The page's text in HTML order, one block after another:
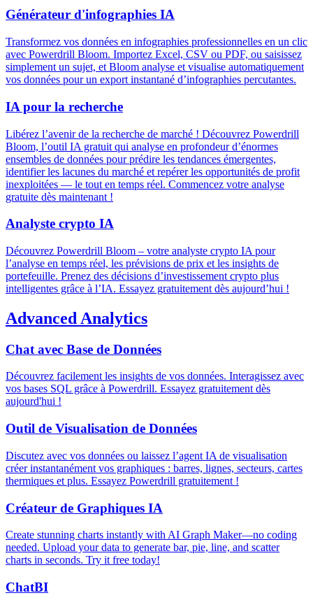
Générateur d'infographies IA
Transformez vos données en infographies professionnelles en un clic
avec Powerdrill Bloom. Importez Excel, CSV ou PDF, ou saisissez
simplement un sujet, et Bloom analyse et visualise automatiquement
vos données pour un export instantané d’infographies percutantes.
IA pour la recherche
Libérez l’avenir de la recherche de marché ! Découvrez Powerdrill
Bloom, l’outil IA gratuit qui analyse en profondeur d’énormes
ensembles de données pour prédire les tendances émergentes,
identifier les lacunes du marché et repérer les opportunités de profit
inexploitées — le tout en temps réel. Commencez votre analyse
gratuite dès maintenant !
Analyste crypto IA
Découvrez Powerdrill Bloom – votre analyste crypto IA pour
l’analyse en temps réel, les prévisions de prix et les insights de
portefeuille. Prenez des décisions d’investissement crypto plus
intelligentes grâce à l’IA. Essayez gratuitement dès aujourd’hui !
Advanced Analytics
Chat avec Base de Données
Découvrez facilement les insights de vos données. Interagissez avec
vos bases SQL grâce à Powerdrill. Essayez gratuitement dès
aujourd'hui !
Outil de Visualisation de Données
Discutez avec vos données ou laissez l’agent IA de visualisation
créer instantanément vos graphiques : barres, lignes, secteurs, cartes
thermiques et plus. Essayez Powerdrill gratuitement !
Créateur de Graphiques IA
Create stunning charts instantly with AI Graph Maker—no coding
needed. Upload your data to generate bar, pie, line, and scatter
charts in seconds. Try it free today!
ChatBI